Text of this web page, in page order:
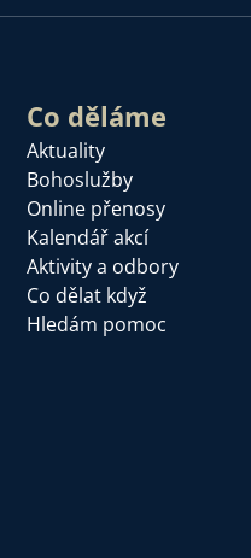
Co děláme
Aktuality
Bohoslužby
Online přenosy
Kalendář akcí
Aktivity a odbory
Co dělat když
Hledám pomoc